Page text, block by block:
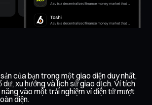
của bạn trong một giao diện duy nhất,
xu hướng và lịch sử giao dịch. Ví tích
vào một trải nghiệm ví điện tử mượt
diện.